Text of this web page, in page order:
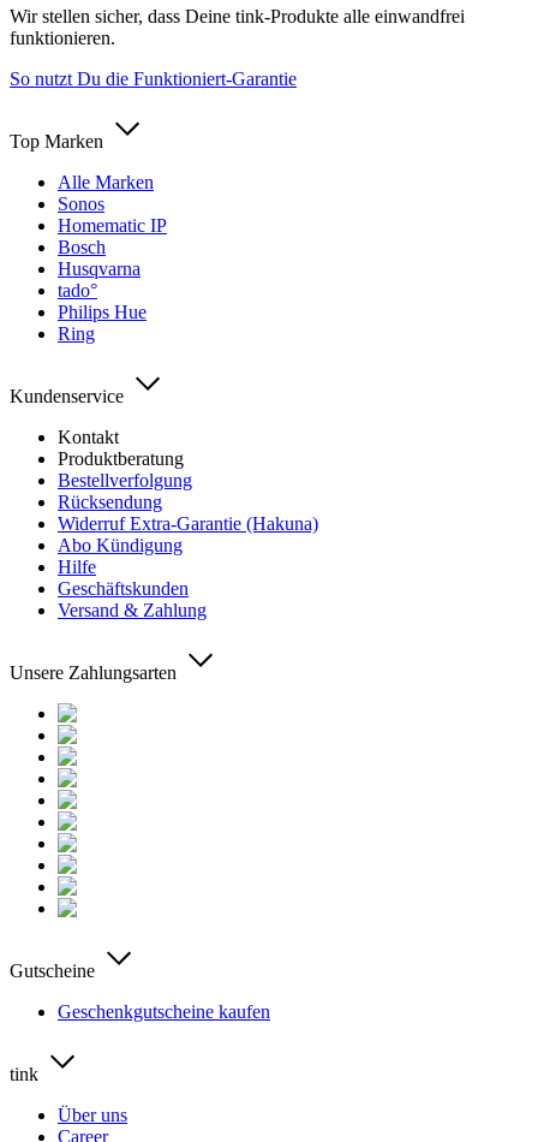
Wir stellen sicher, dass Deine tink-Produkte alle einwandfrei
funktionieren.
So nutzt Du die Funktioniert-Garantie
Top Marken
Alle Marken
Sonos
Homematic IP
Bosch
Husqvarna
tado°
Philips Hue
Ring
Kundenservice
Kontakt
Produktberatung
Bestellverfolgung
Rücksendung
Widerruf Extra-Garantie (Hakuna)
Abo Kündigung
Hilfe
Geschäftskunden
Versand & Zahlung
Unsere Zahlungsarten
Gutscheine
Geschenkgutscheine kaufen
tink
Über uns
Career